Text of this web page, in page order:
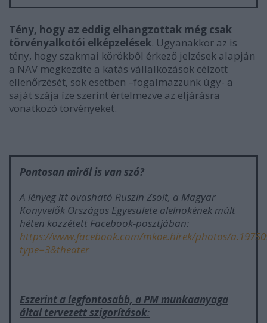
Tény, hogy az eddig elhangzottak még csak
törvényalkotói elképzelések. Ugyanakkor az is
tény, hogy szakmai körökből érkező jelzések alapján
a NAV megkezdte a katás vállalkozások célzott
ellenőrzését, sok esetben –fogalmazzunk úgy- a
saját szája íze szerint értelmezve az eljárásra
vonatkozó törvényeket.
Pontosan miről is van szó?
A lényeg itt ovasható Ruszin Zsolt, a Magyar
Könyvelők Országos Egyesülete alelnökének múlt
héten közzétett Facebook-posztjában:
https://www.facebook.com/mkoe.hirek/photos/
type=3&theater
Eszerint a legfontosabb, a PM munkaanyaga
által tervezett szigorítások: